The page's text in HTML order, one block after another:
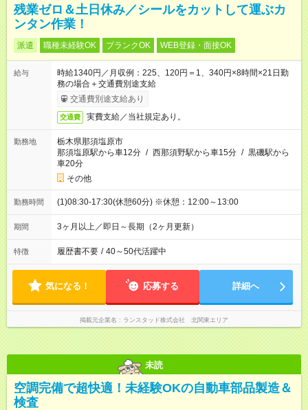
残業ゼロ＆土日休み／シールをカットして運ぶカ
ンタン作業！
派遣 職種未経験OK ブランクOK WEB登録・面接OK
給与
時給1340円／月収例：225、120円＝1、340円×8時間×21日勤
務の場合＋交通費別途支給
交通費別途支給あり
交通費 実費支給／当社規定あり。
勤務地
栃木県那須塩原市
那須塩原駅から車12分 / 西那須野駅から車15分 / 黒磯駅から
車20分
その他
勤務時間 (1)08:30-17:30(休憩60分) ※休憩：12:00～13:00
期間 3ヶ月以上／即日～長期（2ヶ月更新）
特徴 履歴書不要 / 40～50代活躍中
気になる！ 応募する 詳細へ
掲載元企業名 ランスタッド株式会社 北関東エリア
未読
空調完備で超快適！未経験OKの自動車部品製造＆
検査